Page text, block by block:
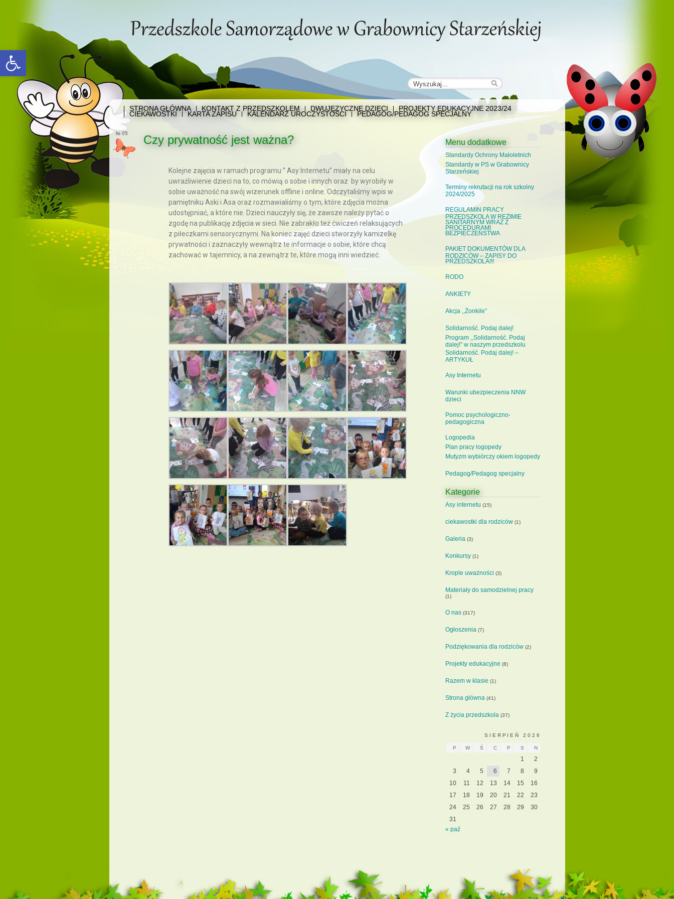
Open toolbar
STRONA GŁÓWNA KONTAKT Z PRZEDSZKOLEM DWUJĘZYCZNE DZIECI PROJEKTY EDUKACYJNE 2023/24
CIEKAWOSTKI KARTA ZAPISU KALENDARZ UROCZYSTOŚCI PEDAGOG/PEDAGOG SPECJALNY
lis 05 Czy prywatność jest ważna?
Kolejne zajęcia w ramach programu ” Asy Internetu” miały na celu
uwrażliwienie dzieci na to, co mówią o sobie i innych oraz by wyrobiły w
sobie uważność na swój wizerunek offline i online. Odczytaliśmy wpis w
pamiętniku Aski i Asa oraz rozmawialiśmy o tym, które zdjęcia można
udostępniać, a które nie. Dzieci nauczyły się, że zawsze należy pytać o
zgodę na publikację zdjęcia w sieci. Nie zabrakło też ćwiczeń relaksujących
z piłeczkami sensorycznymi. Na koniec zajęć dzieci stworzyły kamizelkę
prywatności i zaznaczyły wewnątrz te informacje o sobie, które chcą
zachować w tajemnicy, a na zewnątrz te, które mogą inni wiedzieć.
Menu dodatkowe
Standardy Ochrony Małoletnich
Standardy w PS w Grabownicy
Starzeńskiej
Terminy rekrutacji na rok szkolny
2024/2025
REGULAMIN PRACY
PRZEDSZKOLA W REŻIMIE
SANITARNYM WRAZ Z
PROCEDURAMI
BEZPIECZEŃSTWA
PAKIET DOKUMENTÓW DLA
RODZICÓW – ZAPISY DO
PRZEDSZKOLA!!!
RODO
ANKIETY
Akcja ,,Żonkile”
Solidarność. Podaj dalej!
Program ,,Solidarność. Podaj
dalej!” w naszym przedszkolu
Solidarność. Podaj dalej! –
ARTYKUŁ
Asy Internetu
Warunki ubezpieczenia NNW
dzieci
Pomoc psychologiczno-
pedagogiczna
Logopedia
Plan pracy logopedy
Mutyzm wybiórczy okiem logopedy
Pedagog/Pedagog specjalny
Kategorie
Asy internetu (15)
ciekawostki dla rodziców(1)
Galeria(3)
Konkursy(1)
Krople uważności (3)
Materiały do samodzielnej pracy
(1)
O nas(317)
Ogłoszenia(7)
Podziękowania dla rodziców(2)
Projekty edukacyjne (8)
Razem w klasie (1)
Strona główna(41)
Z życia przedszkola(37)
SIERPIEŃ 2026
P W Ś C P S N
1
2
3
4 5 6 7 8
9
10
11 12 13 14 15
16
17
18 19 20 21 22
23
24
25 26 27 28 29
30
31
« paź